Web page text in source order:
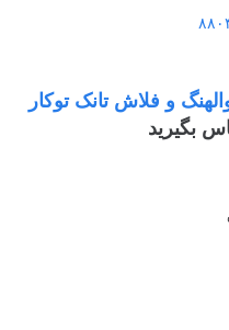
و فلاش تانک توکار
بگیرید